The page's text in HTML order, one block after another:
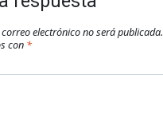
correo electrónico no será publicada.
con *